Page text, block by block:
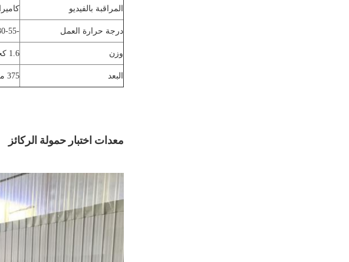
المراقبة بالفيديو كاميرا HD مستقلة
درجة حرارة العمل -30-55
وزن 1.6 كجم
البعد 375 مم × 300 مم × 90 مم
معدات اختبار حمولة الركائز